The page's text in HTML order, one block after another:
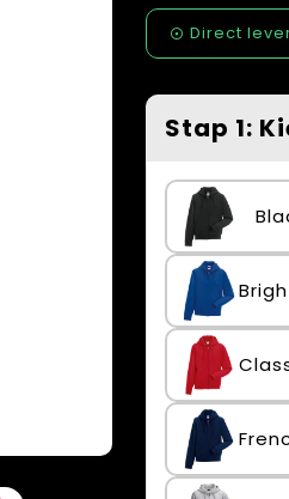
Direct
Stap 1: